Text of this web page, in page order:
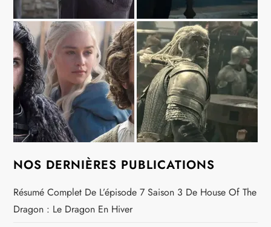
NOS DERNIÈRES PUBLICATIONS
Résumé Complet De L’épisode 7 Saison 3 De House Of The
Dragon : Le Dragon En Hiver